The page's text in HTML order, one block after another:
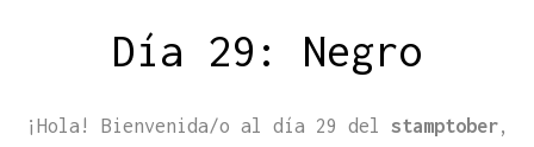
Día 29: Negro
¡Hola! Bienvenida/o al día 29 del stamptober,